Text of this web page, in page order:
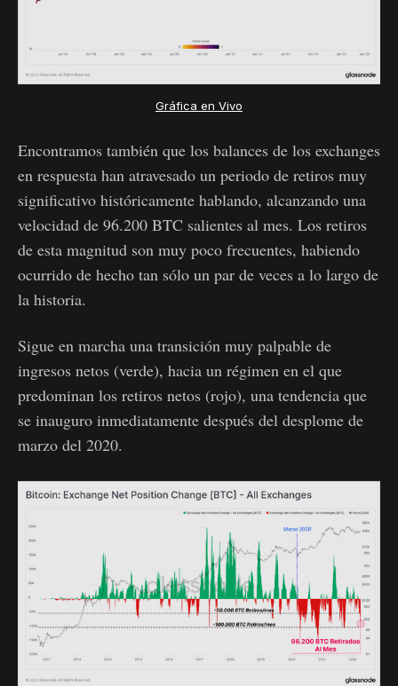
Gráfica en Vivo
Encontramos también que los balances de los exchanges
en respuesta han atravesado un periodo de retiros muy
significativo históricamente hablando, alcanzando una
velocidad de 96.200 BTC salientes al mes. Los retiros
de esta magnitud son muy poco frecuentes, habiendo
ocurrido de hecho tan sólo un par de veces a lo largo de
la historia.
Sigue en marcha una transición muy palpable de
ingresos netos (verde), hacia un régimen en el que
predominan los retiros netos (rojo), una tendencia que
se inauguro inmediatamente después del desplome de
marzo del 2020.